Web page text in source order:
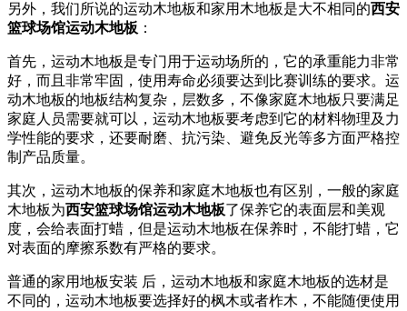
另外，我们所说的运动木地板和家用木地板是大不相同的西安
篮球场馆运动木地板 ：
首先，运动木地板是专门用于运动场所的，它的承重能力非常
好，而且非常牢固，使用寿命必须要达到比赛训练的要求。运
动木地板的地板结构复杂，层数多，不像家庭木地板只要满足
家庭人员需要就可以，运动木地板要考虑到它的材料物理及力
学性能的要求，还要耐磨、抗污染、避免反光等多方面严格控
制产品质量。
其次，运动木地板的保养和家庭木地板也有区别，一般的家庭
木地板为西安篮球场馆运动木地板了保养它的表面层和美观
度，会给表面打蜡，但是运动木地板在保养时，不能打蜡，它
对表面的摩擦系数有严格的要求。
普通的家用地板安装 后，运动木地板和家庭木地板的选材是
不同的，运动木地板要选择好的枫木或者柞木，不能随便使用